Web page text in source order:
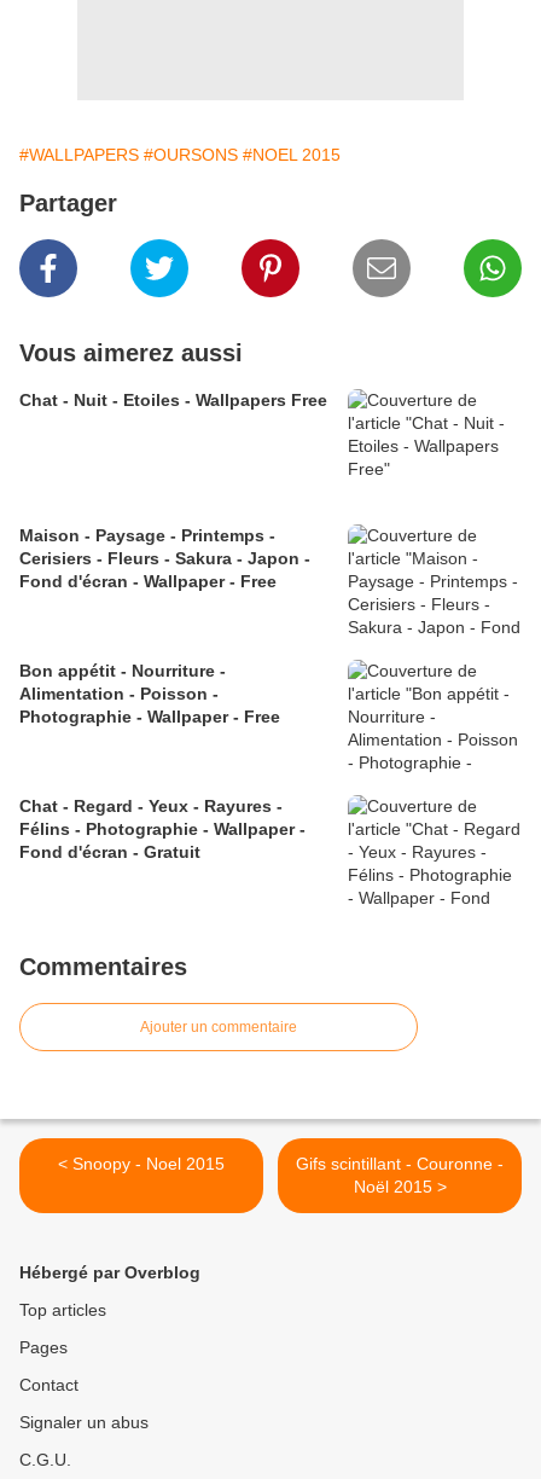
#WALLPAPERS #OURSONS #NOEL 2015
Partager
Vous aimerez aussi
Chat - Nuit - Etoiles - Wallpapers Free
Maison - Paysage - Printemps -
Cerisiers - Fleurs - Sakura - Japon -
Fond d'écran - Wallpaper - Free
Bon appétit - Nourriture -
Alimentation - Poisson -
Photographie - Wallpaper - Free
Chat - Regard - Yeux - Rayures -
Félins - Photographie - Wallpaper -
Fond d'écran - Gratuit
Commentaires
Ajouter un commentaire
< Snoopy - Noel 2015
Gifs scintillant - Couronne -
Noël 2015 >
Hébergé par Overblog
Top articles
Pages
Contact
Signaler un abus
C.G.U.